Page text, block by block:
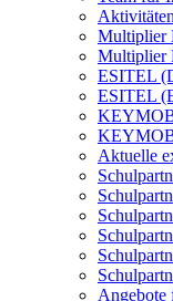
Multiplier
Multiplier
ESITEL
ESITEL
Aktuelle
Angebote